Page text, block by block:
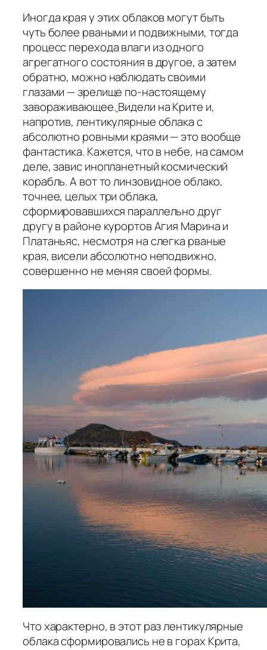
Иногда края у этих облаков могут быть
чуть более рваными и подвижными, тогда
процесс перехода влаги из одного
агрегатного состояния в другое, а затем
обратно, можно наблюдать своими
глазами — зрелище по-настоящему
завораживающее.Видели на Крите и,
напротив, лентикулярные облака с
абсолютно ровными краями — это вообще
фантастика. Кажется, что в небе, на самом
деле, завис инопланетный космический
корабль. А вот то линзовидное облако,
точнее, целых три облака,
сформировавшихся параллельно друг
другу в районе курортов Агия Марина и
Платаньяс, несмотря на слегка рваные
края, висели абсолютно неподвижно,
совершенно не меняя своей формы.
Что характерно, в этот раз лентикулярные
облака сформировались не в горах Крита,